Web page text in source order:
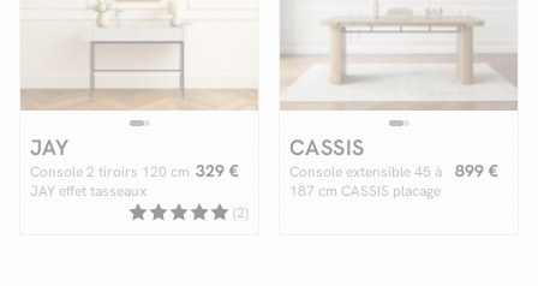
Facilité de paiements
Livraison
Aide et contact
JAY
Console 2 tiroirs 120 cm
JAY effet tasseaux
329 €
(2)
CASSIS
Console extensible 45 à
187 cm CASSIS placage
899 €